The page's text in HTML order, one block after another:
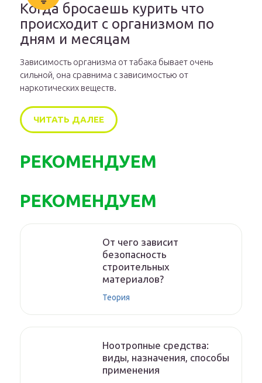
Когда бросаешь курить что
происходит с организмом по
дням и месяцам
Зависимость организма от табака бывает очень
сильной, она сравнима с зависимостью от
наркотических веществ.
ЧИТАТЬ ДАЛЕЕ
РЕКОМЕНДУЕМ
РЕКОМЕНДУЕМ
От чего зависит
безопасность
строительных
материалов?
Теория
Ноотропные средства:
виды, назначения, способы
применения